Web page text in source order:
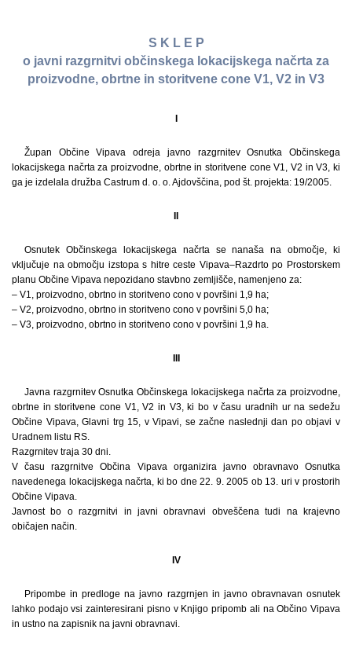
S K L E P
o javni razgrnitvi občinskega lokacijskega načrta za
proizvodne, obrtne in storitvene cone V1, V2 in V3
I
Župan Občine Vipava odreja javno razgrnitev Osnutka Občinskega
lokacijskega načrta za proizvodne, obrtne in storitvene cone V1, V2 in V3, ki
ga je izdelala družba Ca­strum d. o. o. Ajdovščina, pod št. projekta: 19/2005.
II
Osnutek Občinskega lokacijskega načrta se nanaša na območje, ki
vključuje na območju izstopa s hitre ceste Vipava–Razdrto po Prostorskem
planu Občine Vipava nepozidano stavbno zemljišče, namenjeno za:
– V1, proizvodno, obrtno in storitveno cono v površini 1,9 ha;
– V2, proizvodno, obrtno in storitveno cono v površini 5,0 ha;
– V3, proizvodno, obrtno in storitveno cono v površini 1,9 ha.
III
Javna razgrnitev Osnutka Občinskega lokacijskega načrta za proizvodne,
obrtne in storitvene cone V1, V2 in V3, ki bo v času uradnih ur na sedežu
Občine Vipava, Glavni trg 15, v Vipavi, se začne naslednji dan po objavi v
Uradnem listu RS.
Razgrnitev traja 30 dni.
V času razgrnitve Občina Vipava organizira javno obravnavo Osnutka
navedenega lokacijskega načrta, ki bo dne 22. 9. 2005 ob 13. uri v prostorih
Občine Vipava.
Javnost bo o razgrnitvi in javni obravnavi obveščena tudi na krajevno
običajen način.
IV
Pripombe in predloge na javno razgrnjen in javno obravnavan osnutek
lahko podajo vsi zainteresirani pisno v Knjigo pripomb ali na Občino Vipava
in ustno na zapisnik na javni obravnavi.